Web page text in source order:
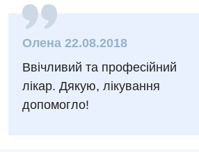
Интернатура
Программа лояльности
Отзывы
Диагностическое отделение
Рентгенография
УЗИ
Олена 22.08.2018
Ввічливий та професійний
лікар. Дякую, лікування
допомогло!